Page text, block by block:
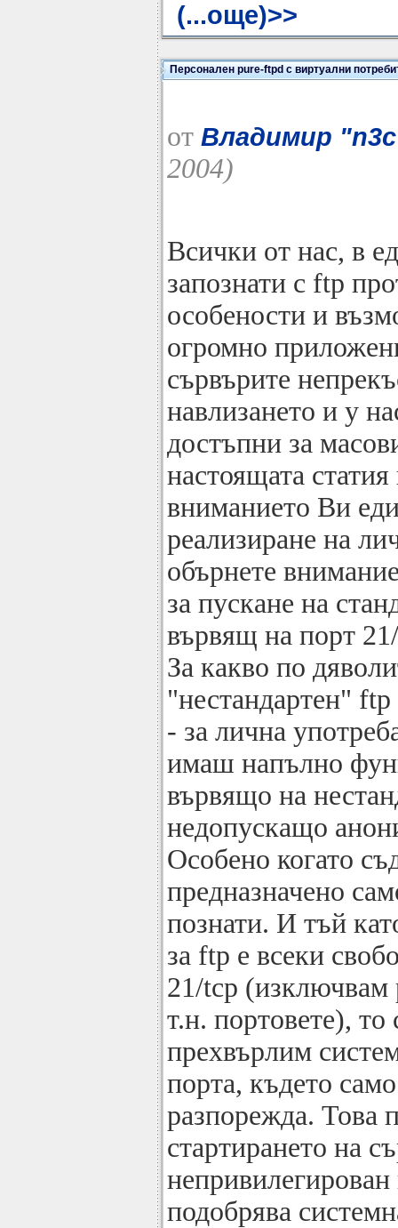
(...още)>>
Персонален pure-ftpd с виртуални
от Владимир
2004)
Всички от нас, в
запознати с ftp
особености и
огромно
сървърите
навлизането и у
достъпни за
настоящата
вниманието Ви
реализиране на
обърнете
за пускане на
вървящ на порт
За какво по
"нестандартен"
- за лична
имаш напълно
вървящо на
недопускащо
Особено когато
предназначено
познати. И тъй
за ftp е всеки
21/tcp (изключвам
т.н. портовете),
прехвърлим
порта, където
разпорежда. Това
стартирането на
непривилегирован
подобрява